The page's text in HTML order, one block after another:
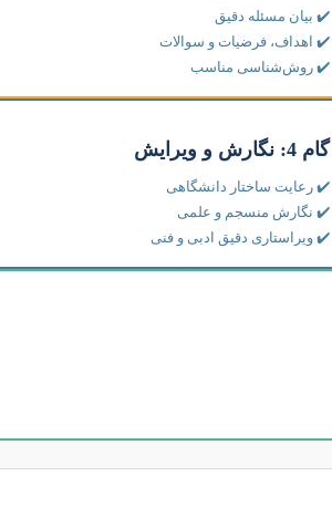
✔️ بیان مسئله دقیق
✔️ اهداف، فرضیات و سوالات
✔️ روش‌شناسی مناسب
گام 4: نگارش و ویرایش
✔️ رعایت ساختار دانشگاهی
✔️ نگارش منسجم و علمی
✔️ ویراستاری دقیق ادبی و فنی